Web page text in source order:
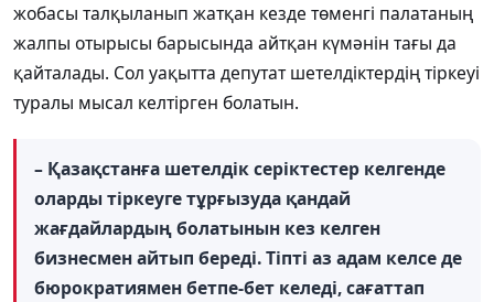
жобасы талқыланып жатқан кезде төменгі палатаның
жалпы отырысы барысында айтқан күмәнін тағы да
қайталады. Сол уақытта депутат шетелдіктердің тіркеуі
туралы мысал келтірген болатын.
– Қазақстанға шетелдік серіктестер келгенде
оларды тіркеуге тұрғызуда қандай
жағдайлардың болатынын кез келген
бизнесмен айтып береді. Тіпті аз адам келсе де
бюрократиямен бетпе-бет келеді, сағаттап